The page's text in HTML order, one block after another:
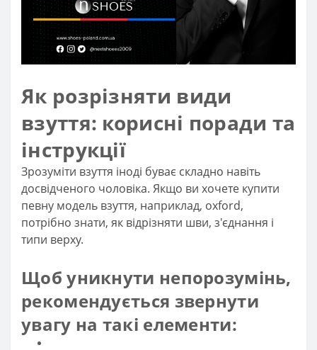
Як розрізняти види
взуття: корисні поради та
інструкції
Зрозуміти взуття іноді буває складно навіть
досвідченого чоловіка. Якщо ви хочете купити
певну модель взуття, наприклад, оxford,
потрібно знати, як відрізняти шви, з'єднання і
типи верху.
Щоб уникнути непорозумінь,
рекомендується звернути
увагу на такі елементи: